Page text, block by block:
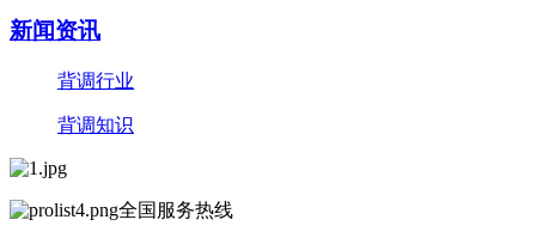
新闻资讯
背调行业
背调知识
全国服务热线